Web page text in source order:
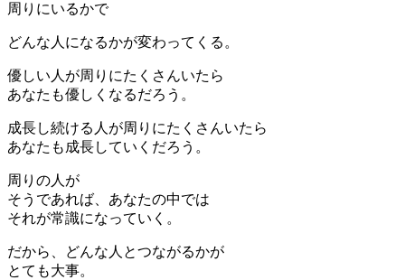
周りにいるかで
どんな人になるかが変わってくる。
優しい人が周りにたくさんいたら
あなたも優しくなるだろう。
成長し続ける人が周りにたくさんいたら
あなたも成長していくだろう。
周りの人が
そうであれば、あなたの中では
それが常識になっていく。
だから、どんな人とつながるかが
とても大事。